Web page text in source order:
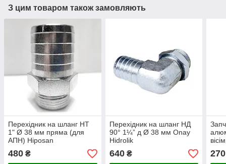
З цим товаром також замовляють
Перехідник на шланг НТ
1" Ø 38 мм пряма (для
АПН) Hiposan
480 ₴
Перехідник на шланг НД
90° 1¼” д Ø 38 мм Onay
Hidrolik
640₴ 270